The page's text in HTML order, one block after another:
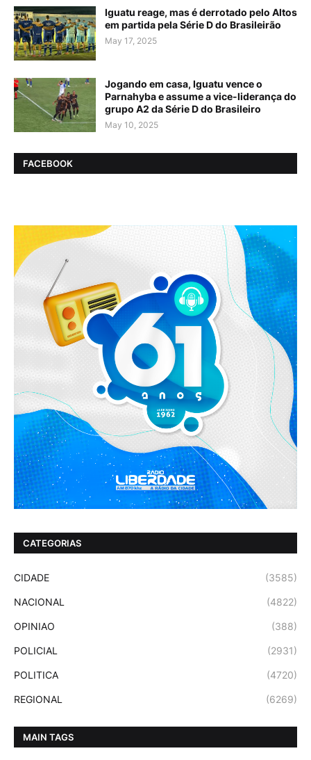
Iguatu reage, mas é derrotado pelo Altos
em partida pela Série D do Brasileirão
May 17, 2025
Jogando em casa, Iguatu vence o
Parnahyba e assume a vice-liderança do
grupo A2 da Série D do Brasileiro
May 10, 2025
FACEBOOK
CATEGORIAS
CIDADE (3585)
NACIONAL (4822)
OPINIAO (388)
POLICIAL (2931)
POLITICA (4720)
REGIONAL (6269)
MAIN TAGS